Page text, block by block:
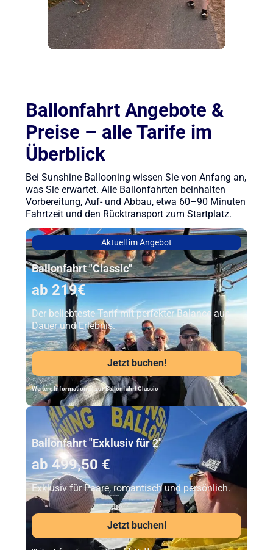
Ballonfahrt Angebote &
Preise – alle Tarife im
Überblick
Bei Sunshine Ballooning wissen Sie von Anfang an,
was Sie erwartet. Alle Ballonfahrten beinhalten
Vorbereitung, Auf- und Abbau, etwa 60–90 Minuten
Fahrtzeit und den Rücktransport zum Startplatz.
Aktuell im Angebot
Ballonfahrt "Classic"
ab 219€
Der beliebteste Tarif mit perfekter Balance aus
Dauer und Erlebnis.
Jetzt buchen!
Weitere Informationen zur Ballonfahrt Classic
Unser Beststeller
Ballonfahrt "Exklusiv für 2"
ab 499,50 €
Exklusiv für Paare, romantisch und persönlich.
Jetzt buchen!